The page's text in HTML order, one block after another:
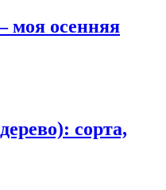
осенняя
сорта,